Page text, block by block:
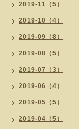
2019-11（5）
2019-10（4）
2019-09（8）
2019-08（5）
2019-07（3）
2019-06（4）
2019-05（5）
2019-04（5）